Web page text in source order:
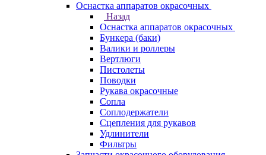
Оснастка аппаратов окрасочных
Назад
Оснастка аппаратов окрасочных
Бункера (баки)
Валики и роллеры
Вертлюги
Пистолеты
Поводки
Рукава окрасочные
Сопла
Соплодержатели
Сцепления для рукавов
Удлинители
Фильтры